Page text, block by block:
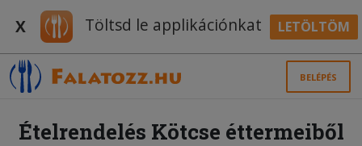
X Töltsd le applikációnkat LETÖLTÖM
BELÉPÉS
Ételrendelés Kötcse éttermeiből